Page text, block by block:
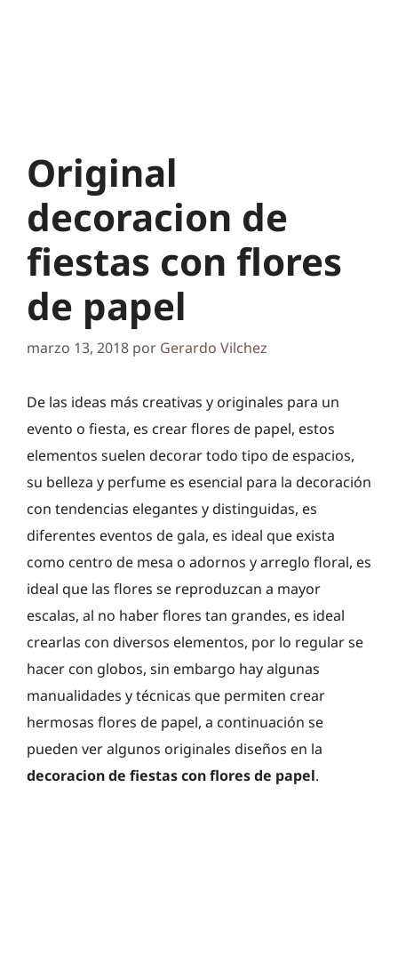
Original
decoracion de
fiestas con flores
de papel
marzo 13, 2018 por Gerardo Vilchez
De las ideas más creativas y originales para un
evento o fiesta, es crear flores de papel, estos
elementos suelen decorar todo tipo de espacios,
su belleza y perfume es esencial para la decoración
con tendencias elegantes y distinguidas, es
diferentes eventos de gala, es ideal que exista
como centro de mesa o adornos y arreglo floral, es
ideal que las flores se reproduzcan a mayor
escalas, al no haber flores tan grandes, es ideal
crearlas con diversos elementos, por lo regular se
hacer con globos, sin embargo hay algunas
manualidades y técnicas que permiten crear
hermosas flores de papel, a continuación se
pueden ver algunos originales diseños en la
decoracion de fiestas con flores de papel.